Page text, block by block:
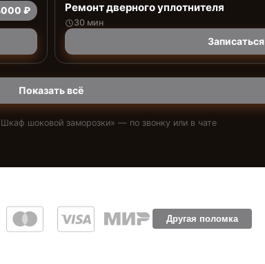
₽ Ремонт дверного уплотнителя
30 мин
Записаться
Показать всё
Шкаф шоковой заморозки» — по звонку или в чате
Другая поломка